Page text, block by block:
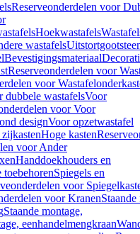
Reserveonderdelen voor
Hoekwastafels
wastafels
Bevestigingsmateriaal
Reserveonderdelen voor
voor
dubbele wastafelsVoor
voor Voor
designVoor opzetwastafel
Hoge kasten
voor Ander
Handdoekhouders en
toebehorenSpiegels en
voor
voor KranenStaande
Staande montage,
eenhandelmengkraan